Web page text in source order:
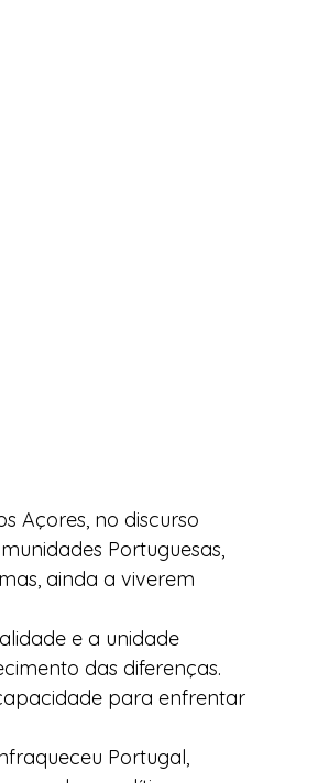
Açores, no discurso
Portuguesas,
ainda a viverem
e a unidade
das diferenças.
para enfrentar
Portugal,